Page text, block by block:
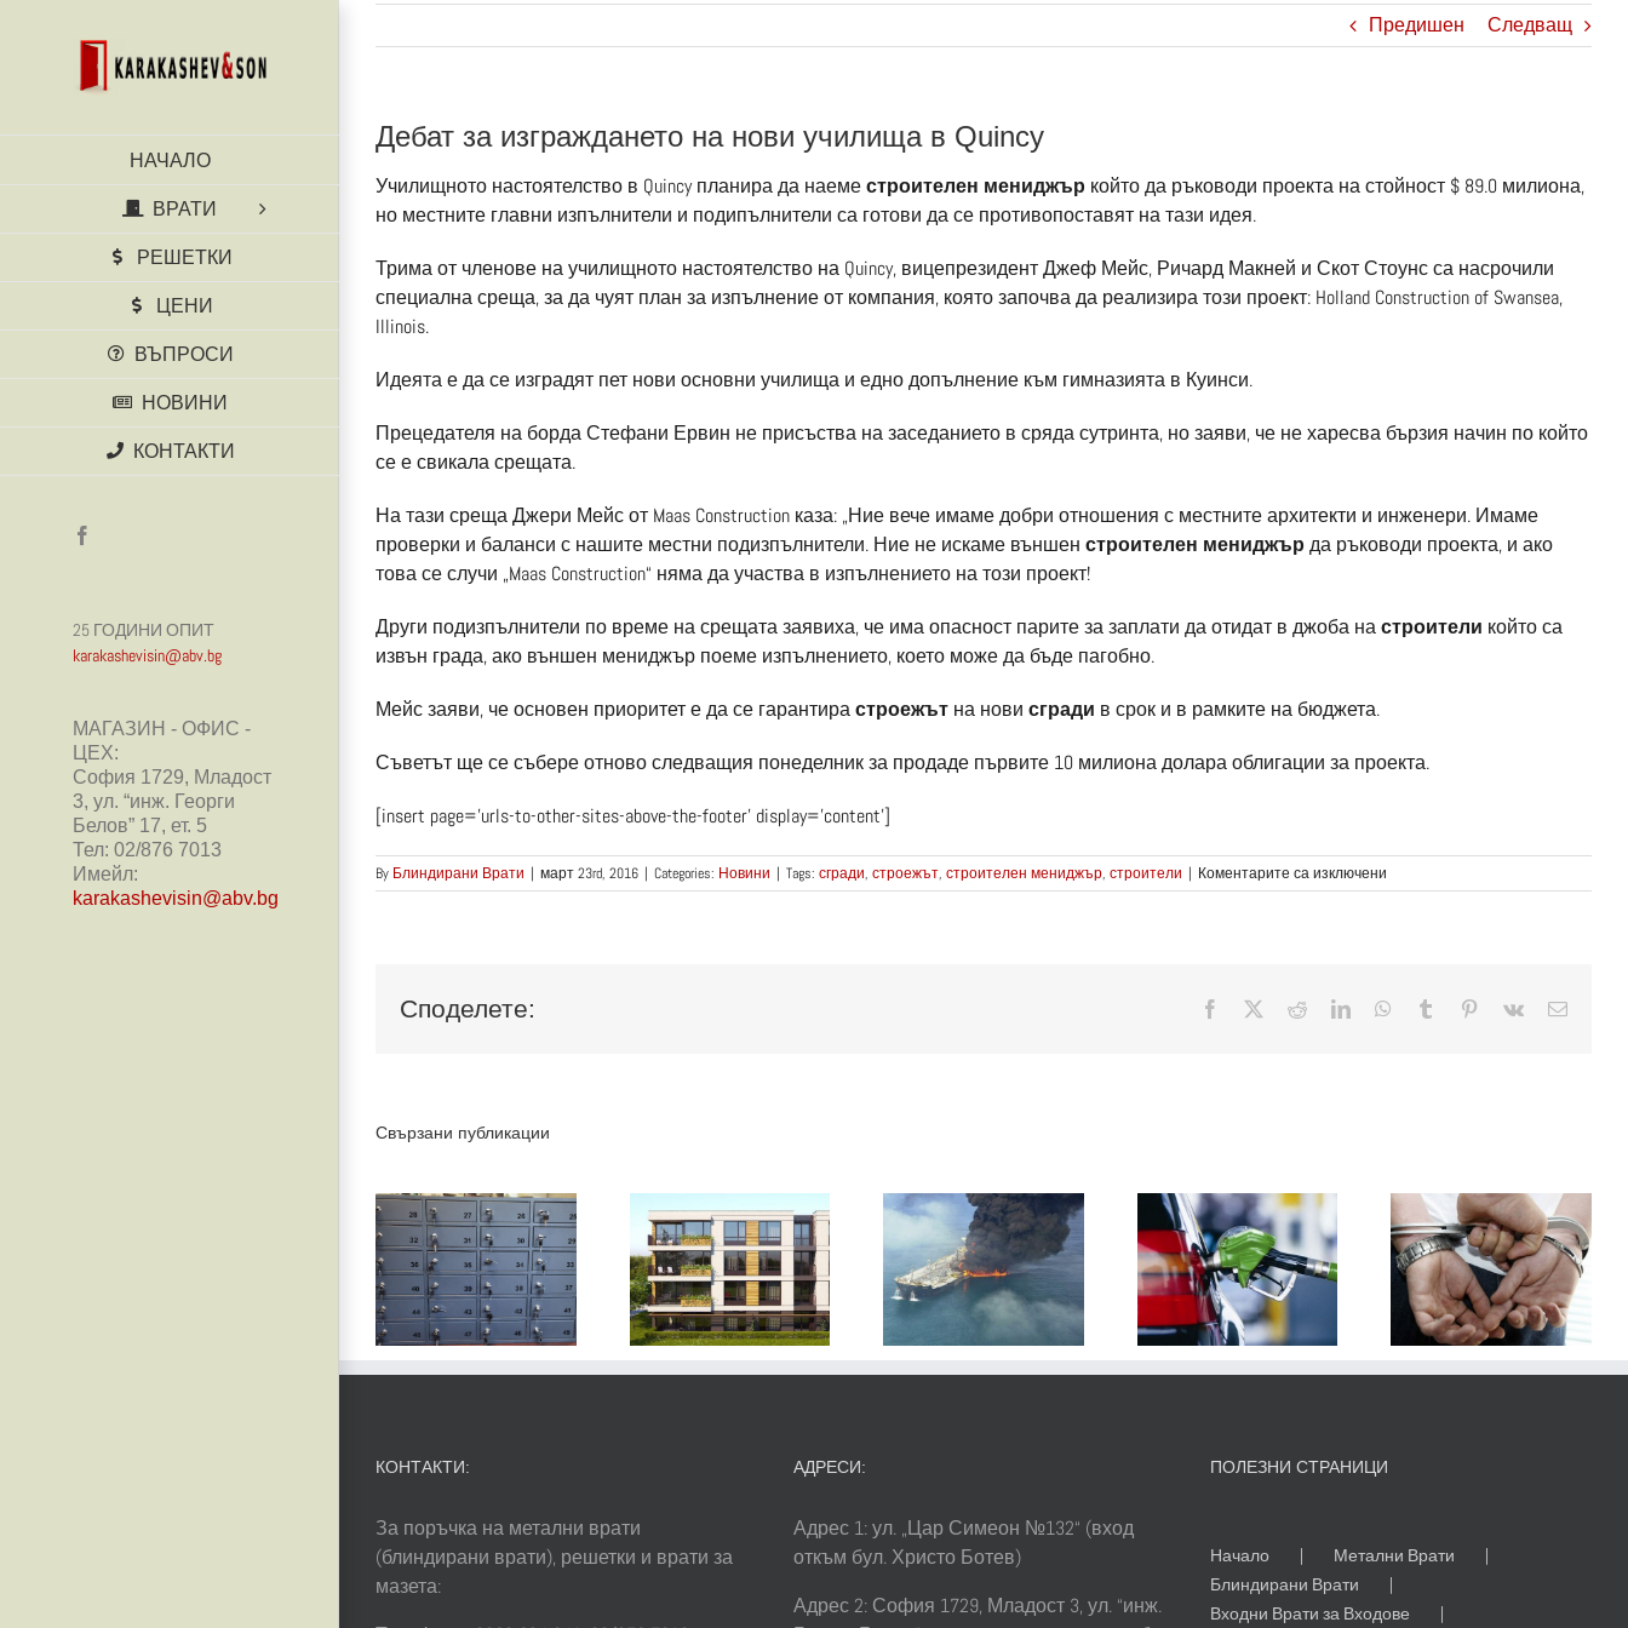
НАЧАЛО
ВРАТИ
РЕШЕТКИ
ЦЕНИ
ВЪПРОСИ
НОВИНИ
КОНТАКТИ
25 ГОДИНИ ОПИТ
karakashevisin@abv.bg
МАГАЗИН - ОФИС -
ЦЕХ:
София 1729, Младост
3, ул. “инж. Георги
Белов” 17, ет. 5
Тел: 02/876 7013
Имейл:
karakashevisin@abv.bg
Предишен Следващ
Дебат за изграждането на нови училища в Quincy
Училищното настоятелство в Quincy планира да наеместроителен мениджър който да ръководи проекта на стойност $ 89.0 милиона,
но местните главни изпълнители и подипълнители са готови да се противопоставят на тази идея.
Трима от членове на училищното настоятелство на Quincy, вицепрезидент Джеф Мейс, Ричард Макней и Скот Стоунс са насрочили
специална среща, за да чуят план за изпълнение от компания, която започва да реализира този проект: Holland Construction of Swansea,
Illinois.
Идеята е да се изградят пет нови основни училища и едно допълнение към гимназията в Куинси.
Прецедателя на борда Стефани Ервин не присъства на заседанието в сряда сутринта, но заяви, че не харесва бързия начин по който
се е свикала срещата.
На тази среща Джери Мейс от Maas Construction каза: „Ние вече имаме добри отношения с местните архитекти и инженери. Имаме
проверки и баланси с нашите местни подизпълнители. Ние не искаме външен строителен мениджър да ръководи проекта, и ако
това се случи „Maas Construction“ няма да участва в изпълнението на този проект!
Други подизпълнители по време на срещата заявиха, че има опасност парите за заплати да отидат в джоба настроители който са
извън града, ако външен мениджър поеме изпълнението, което може да бъде пагобно.
Мейс заяви, че основен приоритет е да се гарантирастроежът на нови сгради в срок и в рамките на бюджета.
Съветът ще се събере отново следващия понеделник за продаде първите 10 милиона долара облигации за проекта.
[insert page=’urls-to-other-sites-above-the-footer’ display=’content’]
By Блиндирани Врати | март 23rd, 2016 | Categories: Новини | Tags: сгради, строежът, строителен мениджър, строители | Коментарите са изключени
Дебат
училища
Споделете: Facebook RedditLinkedInWhatsApp
Tumblr Pinterest
Vk
Свързани публикации
Право на
строеж или
право на
собственост
върху
Най-
големите
замърсители
на водата
Къде са най-
скъпите и
най-
евтените
горива в
Градовете с
най-висока
престъпност
в България
Избор на
Пощенска
Кутия за
Вход
КОНТАКТИ:
За поръчка на метални врати
(блиндирани врати), решетки и врати за
мазета:
АДРЕСИ:
Адрес 1: ул. „Цар Симеон №132“ (вход
откъм бул. Христо Ботев)
Адрес 2: София 1729, Младост 3, ул. “инж.
ПОЛЕЗНИ СТРАНИЦИ
Начало
Метални Врати
Блиндирани Врати
Входни Врати за Входове